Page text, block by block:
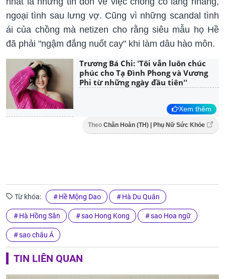
ngoại tình sau lưng vợ. Cũng vì những scandal tình
ái của chồng mà netizen cho rằng siêu mẫu họ Hề
đã phải "ngậm đắng nuốt cay" khi làm dâu hào môn.
Trương Bá Chi: 'Tôi vẫn luôn chúc
phúc cho Tạ Đình Phong và Vương
Phi từ những ngày đầu tiên''
Xem thêm
Theo Chân Hoàn (TH) | Phụ Nữ Sức Khỏe
Từ khóa: Hề Mộng Dao Hà Du Quân
Hà Hồng Sân sao Hong Kong sao Hoa ngữ
sao châu Á
TIN LIÊN QUAN